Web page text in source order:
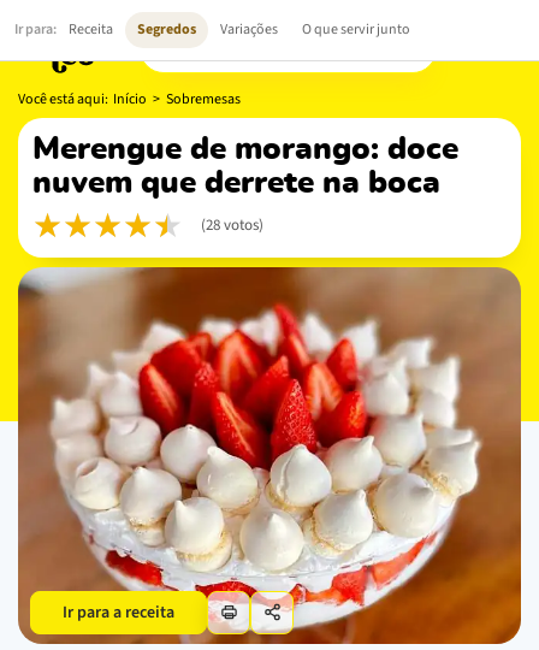
Você está aqui: Início > Sobremesas
merengue de morango: doce
nuvem que derrete na boca
(28 votos)
Ir para a receita
Ir para: Receita Segredos Variações O que servir junto